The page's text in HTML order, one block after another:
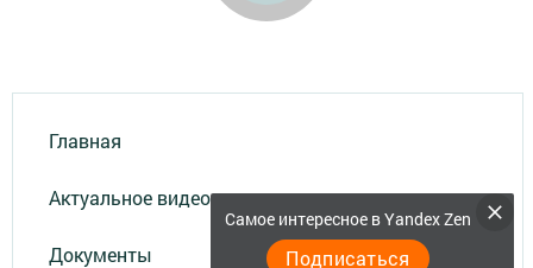
Главная
Актуальное видео
Документы
Самое интересное в Yandex Zen
Подписаться